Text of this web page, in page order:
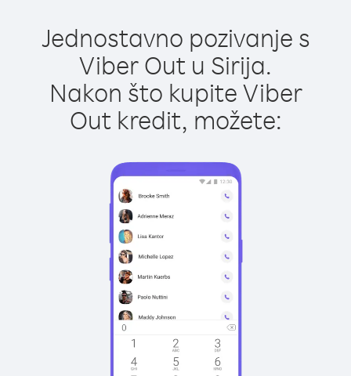
Jednostavno pozivanje s
Viber Out u Sirija.
Nakon što kupite Viber
Out kredit, možete: